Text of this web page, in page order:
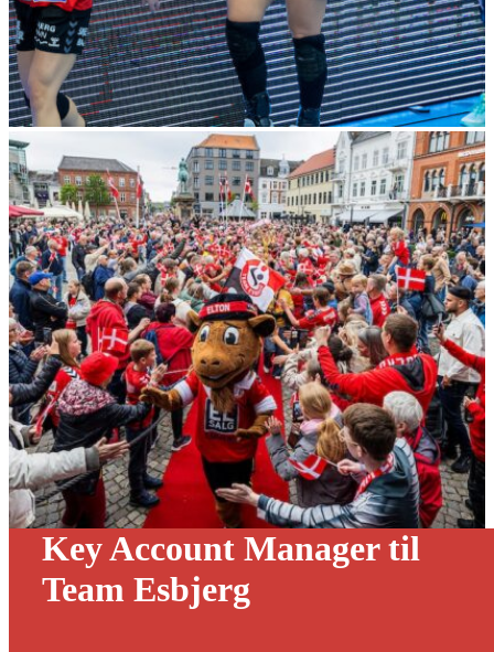
Key Account Manager til
Team Esbjerg